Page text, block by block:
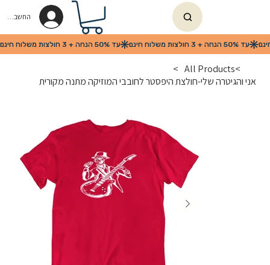
החשבון שלי
>
All Products
>
אני והגיטרה שלי-חולצת היפסטר לחובבי המוזיקה מתנה מקורית